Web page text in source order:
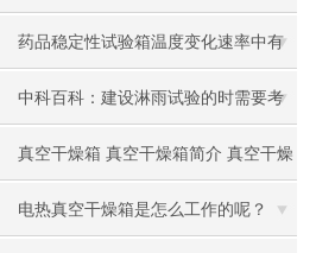
因
药品稳定性试验箱温度变化速率中有
两种工作方式选择
中科百科：建设淋雨试验的时需要考
虑哪些因素
真空干燥箱 真空干燥箱简介 真空干燥
箱技术参数解析
电热真空干燥箱是怎么工作的呢？